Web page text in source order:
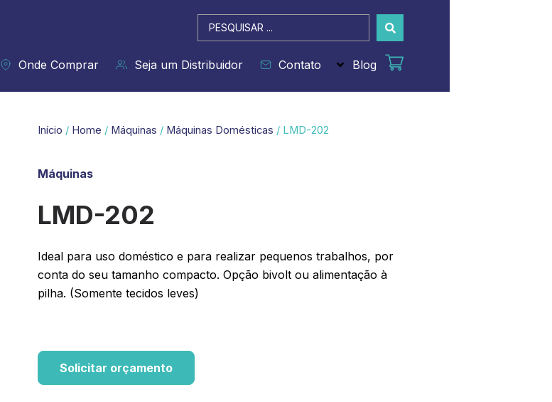
Pesquisar
...
Onde Comprar Seja um Distribuidor Contato Blog
Início / Home / Máquinas / Máquinas Domésticas / LMD-202
Máquinas
LMD-202
Ideal para uso doméstico e para realizar pequenos trabalhos, por
conta do seu tamanho compacto. Opção bivolt ou alimentação à
pilha. (Somente tecidos leves)
Solicitar orçamento